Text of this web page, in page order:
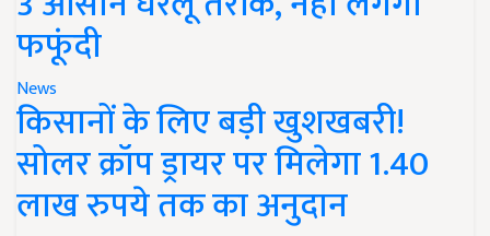
फफूंदी
News
किसानों के लिए बड़ी खुशखबरी!
सोलर क्रॉप ड्रायर पर मिलेगा 1.40
लाख रुपये तक का अनुदान